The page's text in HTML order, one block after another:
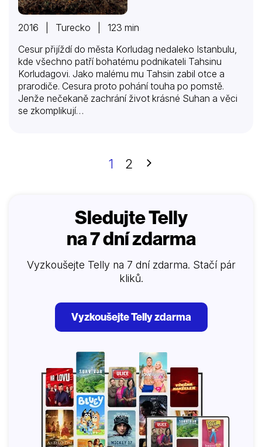
2016 | Turecko | 123 min
Cesur přijíždí do města Korludag nedaleko Istanbulu,
kde všechno patří bohatému podnikateli Tahsinu
Korludagovi. Jako malému mu Tahsin zabil otce a
prarodiče. Cesura proto pohání touha po pomstě.
Jenže nečekaně zachrání život krásné Suhan a věci
se zkomplikují…
1 2 Další
Sledujte Telly
na 7 dní zdarma
Vyzkoušejte Telly na 7 dní zdarma. Stačí pár
kliků.
Vyzkoušejte Telly zdarma